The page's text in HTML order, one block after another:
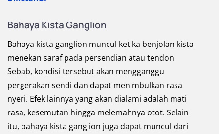
Bahaya Kista Ganglion
Bahaya kista ganglion muncul ketika benjolan kista
menekan saraf pada persendian atau tendon.
Sebab, kondisi tersebut akan mengganggu
pergerakan sendi dan dapat menimbulkan rasa
nyeri. Efek lainnya yang akan dialami adalah mati
rasa, kesemutan hingga melemahnya otot. Selain
itu, bahaya kista ganglion juga dapat muncul dari